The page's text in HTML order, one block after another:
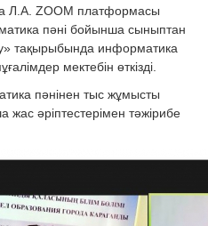
Л.А. ZOOM платформасы
пәні бойынша сыныптан
тақырыбында информатика
мектебін өткізді.
пәнінен тыс жұмысты
жас әріптестерімен тәжірибе